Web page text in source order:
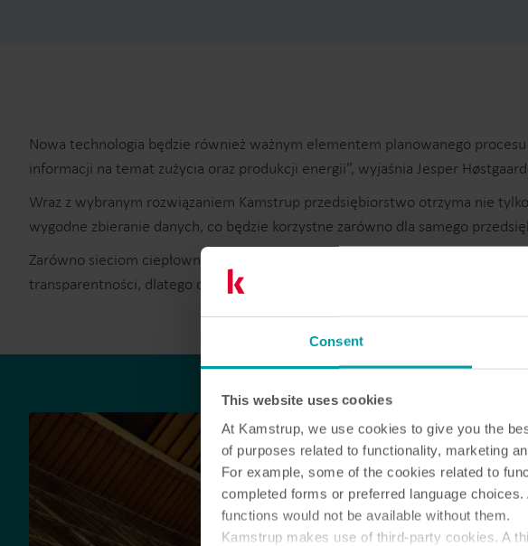
Consent
This website uses cookies
At Kamstrup, we use cookies to give you the
of purposes related to functionality, marketing
For example, some of the cookies related to
completed forms or preferred language
functions would not be available without them.
Kamstrup makes use of third-party cookies. A
Nowa technologia będzie również ważnym elementem planowanego
informacji na temat zużycia oraz produkcji energii”, wyjaśnia Jesper
Wraz z wybranym rozwiązaniem Kamstrup przedsiębiorstwo otrzyma nie
wygodne zbieranie danych, co będzie korzystne zarówno dla samego
Zarówno sieciom ciepłowniczym, jak i efektywniejszemu wykorzystywaniu
transparentności, dlatego cyfryzacja będzie w przyszłości pełniła kluczową rolę.